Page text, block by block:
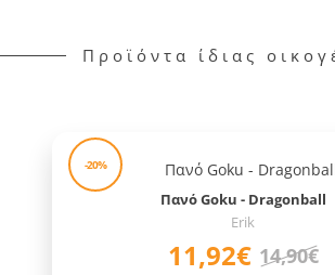
Προϊόντα ίδιας
-20%
Πανό Goku - Dragonball
Erik
11,92€ 14,90€